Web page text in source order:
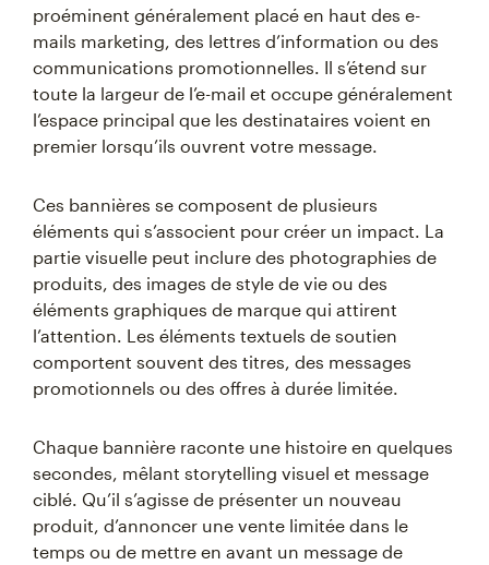
proéminent généralement placé en haut des e-
mails marketing, des lettres d’information ou des
communications promotionnelles. Il s’étend sur
toute la largeur de l’e-mail et occupe généralement
l’espace principal que les destinataires voient en
premier lorsqu’ils ouvrent votre message.
Ces bannières se composent de plusieurs
éléments qui s’associent pour créer un impact. La
partie visuelle peut inclure des photographies de
produits, des images de style de vie ou des
éléments graphiques de marque qui attirent
l’attention. Les éléments textuels de soutien
comportent souvent des titres, des messages
promotionnels ou des offres à durée limitée.
Chaque bannière raconte une histoire en quelques
secondes, mêlant storytelling visuel et message
ciblé. Qu’il s’agisse de présenter un nouveau
produit, d’annoncer une vente limitée dans le
temps ou de mettre en avant un message de